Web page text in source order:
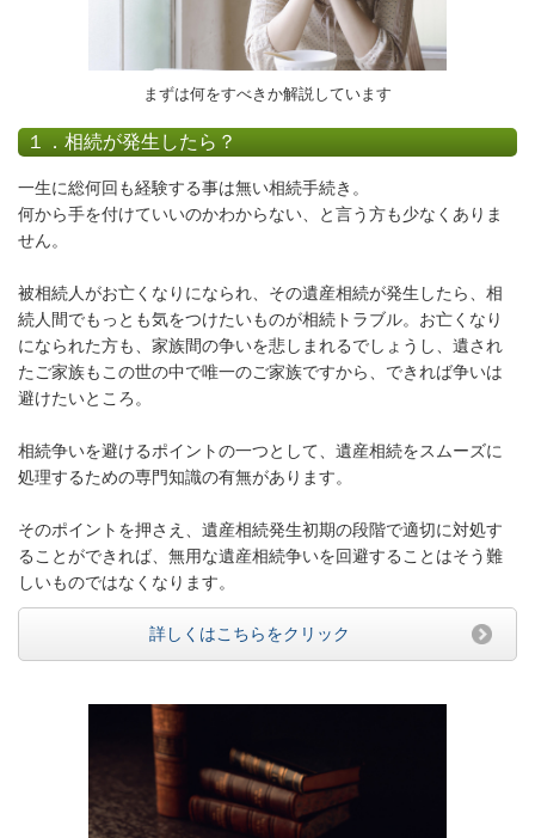
まずは何をすべきか解説しています
１．相続が発生したら？
一生に総何回も経験する事は無い相続手続き。
何から手を付けていいのかわからない、と言う方も少なくありま
せん。
被相続人がお亡くなりになられ、その遺産相続が発生したら、相
続人間でもっとも気をつけたいものが相続トラブル。お亡くなり
になられた方も、家族間の争いを悲しまれるでしょうし、遺され
たご家族もこの世の中で唯一のご家族ですから、できれば争いは
避けたいところ。
相続争いを避けるポイントの一つとして、遺産相続をスムーズに
処理するための専門知識の有無があります。
そのポイントを押さえ、遺産相続発生初期の段階で適切に対処す
ることができれば、無用な遺産相続争いを回避することはそう難
しいものではなくなります。
詳しくはこちらをクリック